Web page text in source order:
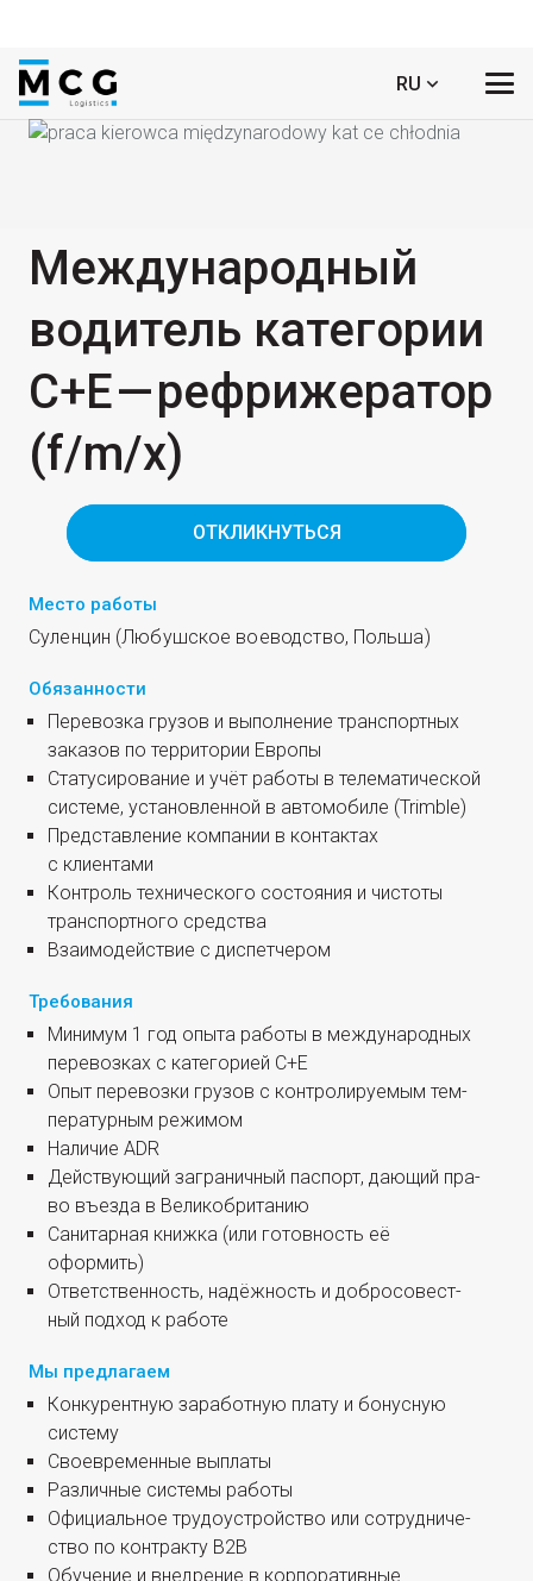
RU
Международный
водитель категории
C+E — рефрижератор
(f/​m/​x)
ОТКЛИКНУТЬСЯ
Место работы
Сулен­цин (Любуш­ское вое­вод­ство, Польша)
Обязанности
Пере­воз­ка гру­зов и выпол­не­ние транс­порт­ных
зака­зов по тер­ри­то­рии Европы
Ста­ту­си­ро­ва­ние и учёт рабо­ты в теле­ма­ти­че­ской
систе­ме, уста­нов­лен­ной в авто­мо­би­ле (Trimble)
Пред­став­ле­ние ком­па­нии в кон­так­тах
с клиентами
Кон­троль тех­ни­че­ско­го состо­я­ния и чисто­ты
транс­порт­но­го средства
Вза­и­мо­дей­ствие с диспетчером
Требования
Мини­мум 1 год опы­та рабо­ты в меж­ду­на­род­ных
пере­воз­ках с кате­го­ри­ей C+E
Опыт пере­воз­ки гру­зов с кон­тро­ли­ру­е­мым тем­
пе­ра­тур­ным режимом
Нали­чие ADR
Дей­ству­ю­щий загра­нич­ный пас­порт, даю­щий пра­
во въез­да в Великобританию
Сани­тар­ная книж­ка (или готов­ность её
оформить)
Ответ­ствен­ность, надёж­ность и доб­ро­со­вест­
ный под­ход к работе
Мы предлагаем
Кон­ку­рент­ную зара­бот­ную пла­ту и бонус­ную
систему
Свое­вре­мен­ные выплаты
Раз­лич­ные систе­мы работы
Офи­ци­аль­ное тру­до­устрой­ство или сотруд­ни­че­
ство по кон­трак­ту B2B
Обу­че­ние и внед­ре­ние в кор­по­ра­тив­ные